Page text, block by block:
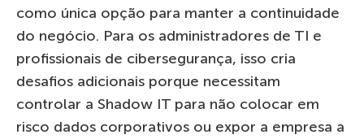
como única opção para manter a continuidade
do negócio. Para os administradores de TI e
profissionais de cibersegurança, isso cria
desafios adicionais porque necessitam
controlar a Shadow IT para não colocar em
risco dados corporativos ou expor a empresa a